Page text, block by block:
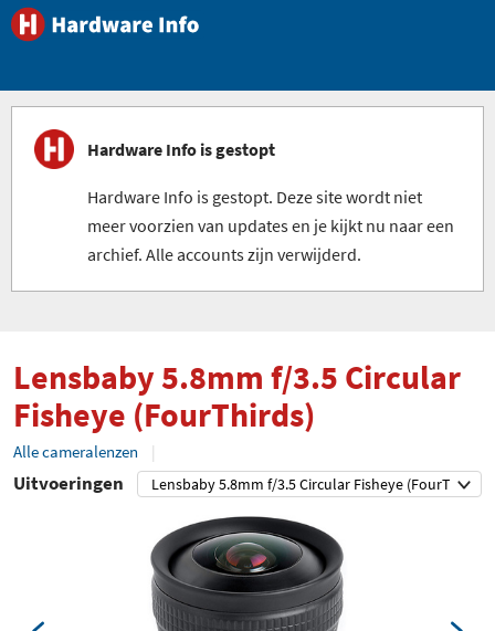
Hardware Info is gestopt
Hardware Info is gestopt. Deze site wordt niet
meer voorzien van updates en je kijkt nu naar een
archief. Alle accounts zijn verwijderd.
Lensbaby 5.8mm f/3.5 Circular
Fisheye (FourThirds)
Alle cameralenzen
Uitvoeringen